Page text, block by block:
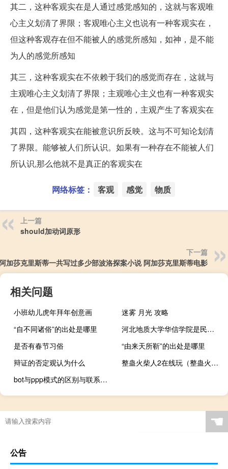
其二，这种客观实在是人通过感觉感知的，这就与客观唯
心主义划清了界限；客观唯心主义也说有一种客观实在，
但这种客观存在但不能被人的感觉所感知，如神，是不能
为人的感觉所感知
其三，这种客观实在不依赖于我们的感觉而存在，这就与
主观唯心主义划清了界限；主观唯心主义也有一种客观实
在，但是他们认为感觉是第一性的，主观产生了客观实在
其四，这种客观实在能被意识所反映。这与不可知论划清
了界限。能够被人们所认识。如果有一种存在不能被人们
所认识,那么他就不是真正的客观实在
网络标签： 客观 感觉 物质
上一篇
should加动词原形
下一篇
加莎克里斯蒂一共写过多少部波洛探案小说 阿加莎克里斯蒂电影
相关问题
小班幼儿虎年拜年创意画
迷雾 月光 攻略
“自不同诸俗”的出处是哪里
河北地质大学华信学院是民办大学吗
是否有春节习俗
“由来天所靳”的出处是哪里
辩证的否定观认为什么
整蛊火柴人2在线玩（整蛊火柴人2重玩退出全屏）
bot与ppp模式的区别与联系（bot与ppp模式的区别）
☚
公告